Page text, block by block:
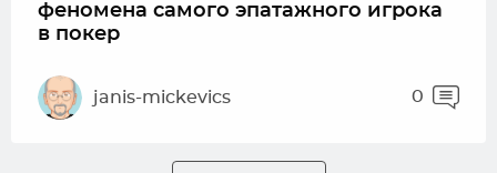
феномена самого эпатажного игрока
в покер
janis-mickevics 0